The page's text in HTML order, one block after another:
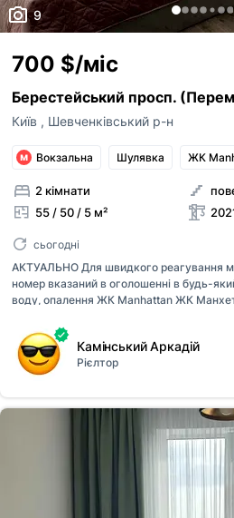
9
700 $/міс
Берестейський просп.
Київ , Шевченківський р-н
Вокзальна Шулявка ЖК
2 кімнати
55 / 50 / 5 м²
сьогодні
АКТУАЛЬНО Для швидкого реагування
номер вказаний в оголошенні в будь-
воду, опалення ЖК Manhattan ЖК
гарній локації Оплата при підписанні
та страхова сума власнику. Комісійні
паркінг за додаткову плату
Камінський Аркадій
Рієлтор
Це
Неправильне
Я - власник
Максимум
ким із
Зареєструйте
привʼяжіть